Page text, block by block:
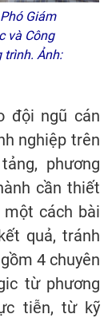
Giám
và Công
trình. Ảnh:
đội ngũ cán
nghiệp trên
phương
cần thiết
cách bài
quả, tránh
4 chuyên
từ phương
tiễn, từ kỹ